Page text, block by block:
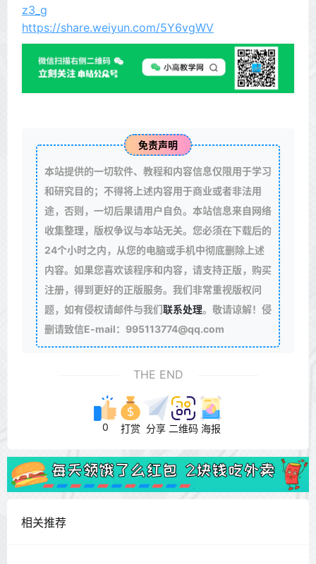
z3_g
https://share.weiyun.com/5Y6vgWV
免责声明
本站提供的一切软件、教程和内容信息仅限用于学习
和研究目的；不得将上述内容用于商业或者非法用
途，否则，一切后果请用户自负。本站信息来自网络
收集整理，版权争议与本站无关。您必须在下载后的
24个小时之内，从您的电脑或手机中彻底删除上述
内容。如果您喜欢该程序和内容，请支持正版，购买
注册，得到更好的正版服务。我们非常重视版权问
题，如有侵权请邮件与我们联系处理。敬请谅解！侵
删请致信E-mail：995113774@qq.com
THE END
0 打赏 分享 二维码 海报
相关推荐